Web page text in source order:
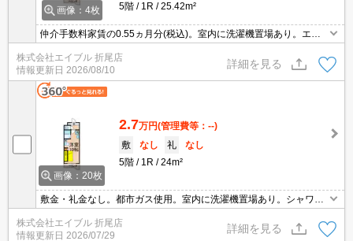
画像：4枚
5階
1R 25.42m²
仲介手数料家賃の0.55ヵ月分(税込)。室内に洗濯機置場あり。エア
ド付き。保証会社加入要(初回月額総額50%、月次保証料1,000円)。
株式会社エイブル 折尾店
情報更新日 2026/08/10
詳細を見る
画像：20枚
2.7万円(管理費等：--)
敷
なし 礼
なし
5階
1R 24m²
敷金・礼金なし。都市ガス使用。室内に洗濯機置場あり。シャワー
付独立洗面台。仲介手数料家賃の0.55ヵ月分(税込)。エアコン1基付
き。保証会社加入要(初回月額総額50%、月次保証料1,000円)。
株式会社エイブル 折尾店
情報更新日 2026/07/29
詳細を見る